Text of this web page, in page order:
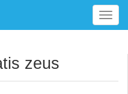
T
o
e
zeus